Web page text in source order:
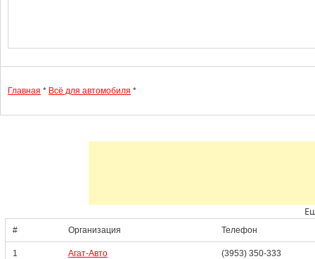
Главная * Всё для автомобиля *
# Организация Телефон
1 Агат-Авто (3953) 350-333